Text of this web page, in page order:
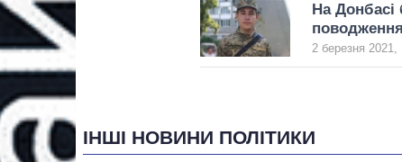
На
2 березня 2021,
ІНШІ НОВИНИ ПОЛІТИКИ